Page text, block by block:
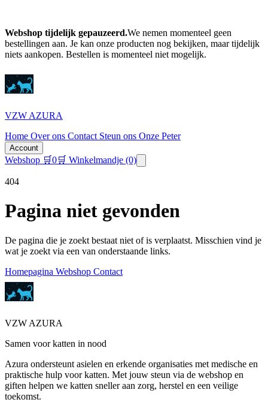
Webshop tijdelijk gepauzeerd.We nemen momenteel geen
bestellingen aan. Je kan onze producten nog bekijken, maar tijdelijk
niets aankopen. Bestellen is momenteel niet mogelijk.
VZW AZURA
Home Over ons Contact Steun ons Onze Peter
Account
Webshop 🛒0🛒 Winkelmandje (0)
404
Pagina niet gevonden
De pagina die je zoekt bestaat niet of is verplaatst. Misschien vind je
wat je zoekt via een van onderstaande links.
Homepagina Webshop Contact
VZW AZURA
Samen voor katten in nood
Azura ondersteunt asielen en erkende organisaties met medische en
praktische hulp voor katten. Met jouw steun via de webshop en
giften helpen we katten sneller aan zorg, herstel en een veilige
toekomst.